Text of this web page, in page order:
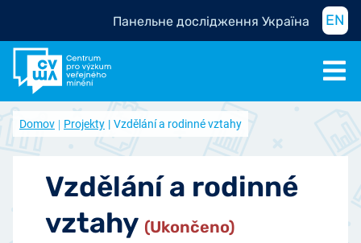
Панельне дослідження Україна EN
Domov Projekty Vzdělání a rodinné vztahy
Vzdělání a rodinné
vztahy (Ukončeno)